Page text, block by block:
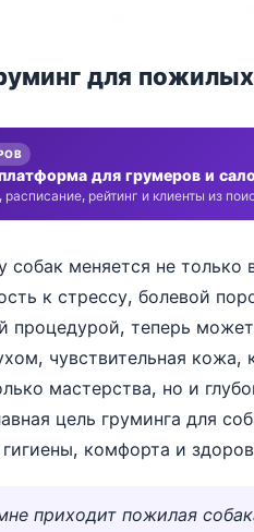
для
для грумеров и
рейтинг и клиенты из
собак меняется не
к стрессу, болевой
процедурой, теперь
чувствительная
мастерства, но и
цель груминга для
комфорта и
приходит пожилая